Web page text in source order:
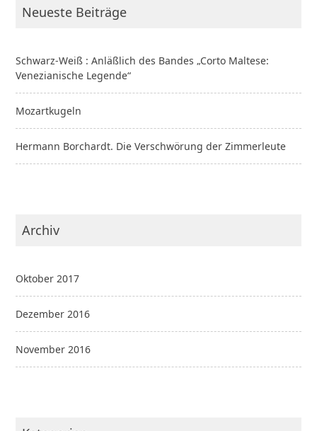
Neueste Beiträge
Schwarz-Weiß : Anläßlich des Bandes „Corto Maltese:
Venezianische Legende“
Mozartkugeln
Hermann Borchardt. Die Verschwörung der Zimmerleute
Archiv
Oktober 2017
Dezember 2016
November 2016